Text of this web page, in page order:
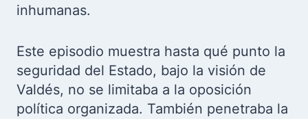
inhumanas.
Este episodio muestra hasta qué punto la
seguridad del Estado, bajo la visión de
Valdés, no se limitaba a la oposición
política organizada. También penetraba la